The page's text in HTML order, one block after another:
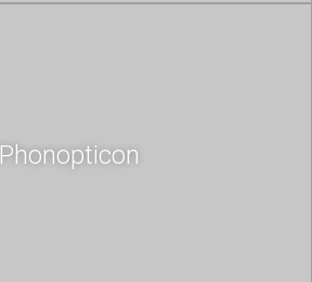
Phonopticon